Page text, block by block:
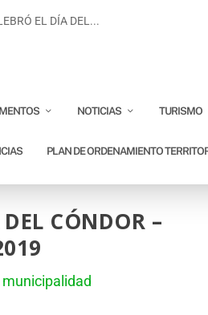
EL DÍA DEL...
NOTICIAS TURISMO
PLAN DE ORDENAMIENTO
CÓNDOR –